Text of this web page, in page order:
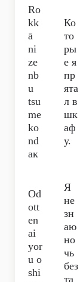
Ro
kk
ā
ni
ze
nb
u
tsu
me
ko
nd
aк
Ко
то
ры
е я
пр
ята
л в
шк
аф
у.
Od
ott
en
ai
yor
u o
shi
Я
не
зн
аю
но
чь
без
та